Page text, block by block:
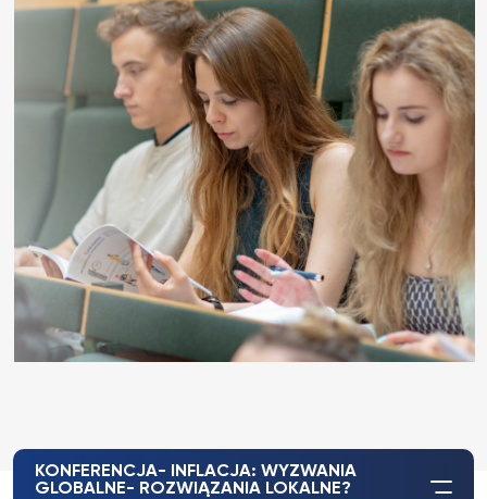
KONFERENCJA- INFLACJA: WYZWANIA
GLOBALNE- ROZWIĄZANIA LOKALNE?